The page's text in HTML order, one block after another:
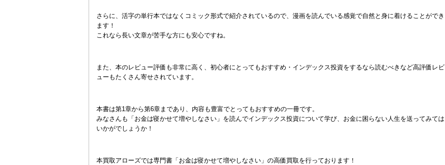
さらに、活字の単行本ではなくコミック形式で紹介されているので、漫画を読んでいる感覚で自然と身に着けることができ
ます！
これなら長い文章が苦手な方にも安心ですね。
また、本のレビュー評価も非常に高く、初心者にとってもおすすめ・インデックス投資をするなら読むべきなど高評価レビ
ューもたくさん寄せされています。
本書は第1章から第6章まであり、内容も豊富でとってもおすすめの一冊です。
みなさんも「お金は寝かせて増やしなさい」を読んでインデックス投資について学び、お金に困らない人生を送ってみては
いかがでしょうか！
本買取アローズでは専門書「お金は寝かせて増やしなさい」の高価買取を行っております！